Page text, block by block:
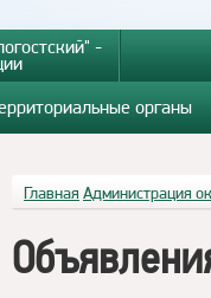
-
органы
Главная Администрация